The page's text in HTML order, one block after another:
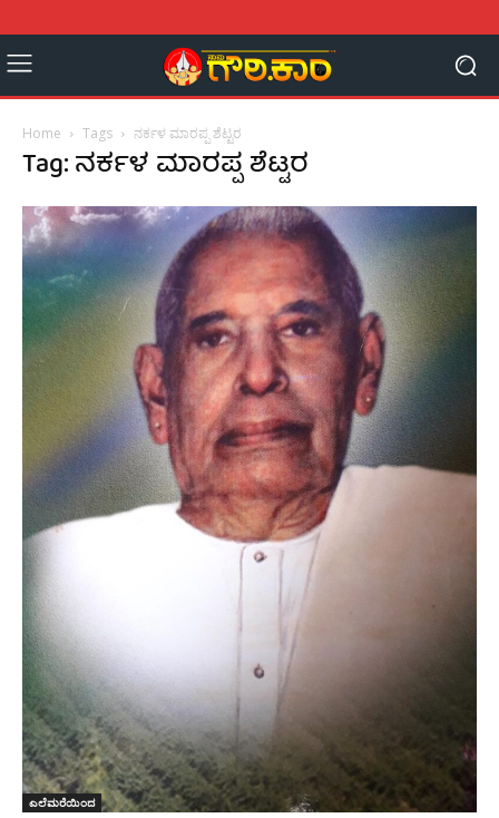
Home Tags ನರ್ಕಳ ಮಾರಪ್ಪ ಶೆಟ್ಟರ
Tag: ನರ್ಕಳ ಮಾರಪ್ಪ ಶೆಟ್ಟರ
ಎಲೆಮರೆಯಿಂದ